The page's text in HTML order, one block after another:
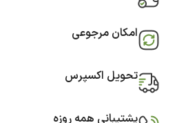
امکان مرجوعی
تحویل اکسپرس
پشتیبانی همه روزه